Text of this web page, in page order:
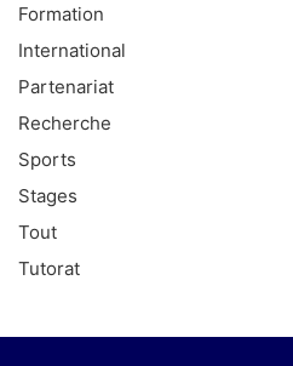
Formation
International
Partenariat
Recherche
Sports
Stages
Tout
Tutorat